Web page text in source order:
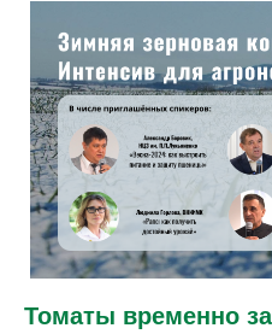
Томаты временно